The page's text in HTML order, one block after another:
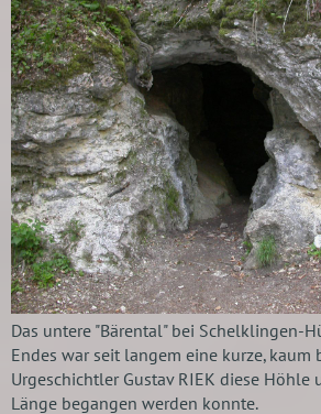
Das untere "Bärental" bei Schelklingen-
Endes war seit langem eine kurze,
Urgeschichtler Gustav RIEK diese
Länge begangen werden konnte.